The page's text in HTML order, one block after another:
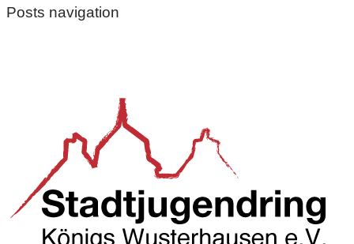
Posts navigation